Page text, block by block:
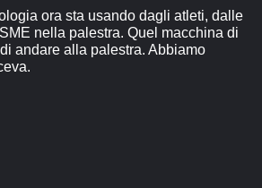
ora sta usando dagli atleti, dalle
nella palestra. Quel macchina di
andare alla palestra. Abbiamo